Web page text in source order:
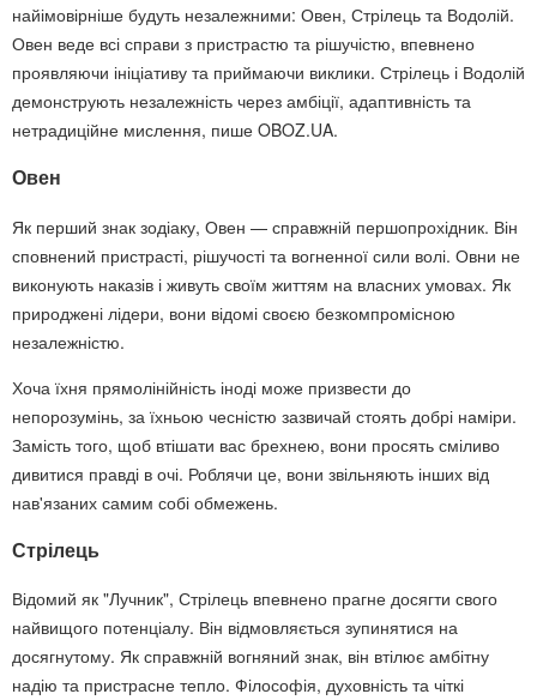
найімовірніше будуть незалежними: Овен, Стрілець та Водолій.
Овен веде всі справи з пристрастю та рішучістю, впевнено
проявляючи ініціативу та приймаючи виклики. Стрілець і Водолій
демонструють незалежність через амбіції, адаптивність та
нетрадиційне мислення, пише OBOZ.UA.
Овен
Як перший знак зодіаку, Овен — справжній першопрохідник. Він
сповнений пристрасті, рішучості та вогненної сили волі. Овни не
виконують наказів і живуть своїм життям на власних умовах. Як
природжені лідери, вони відомі своєю безкомпромісною
незалежністю.
Хоча їхня прямолінійність іноді може призвести до
непорозумінь, за їхньою чесністю зазвичай стоять добрі наміри.
Замість того, щоб втішати вас брехнею, вони просять сміливо
дивитися правді в очі. Роблячи це, вони звільняють інших від
нав'язаних самим собі обмежень.
Стрілець
Відомий як "Лучник", Стрілець впевнено прагне досягти свого
найвищого потенціалу. Він відмовляється зупинятися на
досягнутому. Як справжній вогняний знак, він втілює амбітну
надію та пристрасне тепло. Філософія, духовність та чіткі